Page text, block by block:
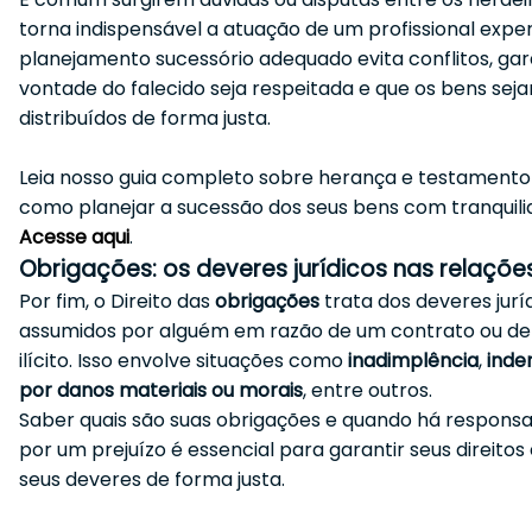
torna indispensável a atuação de um profissional
planejamento sucessório adequado evita conflitos,
vontade do falecido seja respeitada e que os bens
distribuídos de forma justa.
Leia nosso guia completo sobre herança e
como planejar a sucessão dos seus bens com
Acesse aqui.
Obrigações: os deveres jurídicos nas
Por fim, o Direito dasobrigações trata dos deveres
assumidos por alguém em razão de um contrato ou
ilícito. Isso envolve situações comoinadimplência,
por danos materiais ou morais, entre outros.
Saber quais são suas obrigações e quando há
por um prejuízo é essencial para garantir seus
seus deveres de forma justa.